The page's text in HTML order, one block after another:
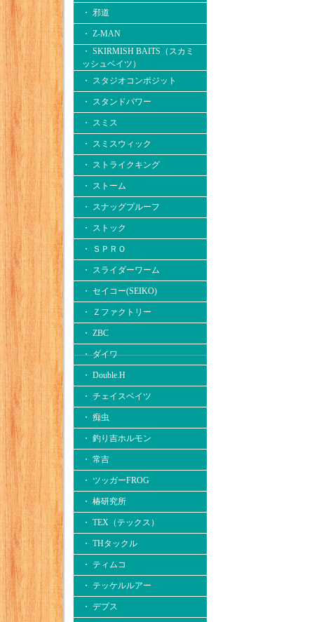
・ 邪道
・ Z-MAN
・ SKIRMISH BAITS（スカミ
ッシュベイツ）
・ スタジオコンポジット
・ スタンドパワー
・ スミス
・ スミスウィック
・ ストライクキング
・ ストーム
・ スナッグプルーフ
・ ストック
・ ＳＰＲＯ
・ スライダーワーム
・ セイコー(SEIKO)
・ Ｚファクトリー
・ ZBC
・ ダイワ
・ Double.H
・ チェイスベイツ
・ 痴虫
・ 釣り吉ホルモン
・ 常吉
・ ツッガーFROG
・ 椿研究所
・ TEX（テックス）
・ THタックル
・ ティムコ
・ テッケルルアー
・ デプス